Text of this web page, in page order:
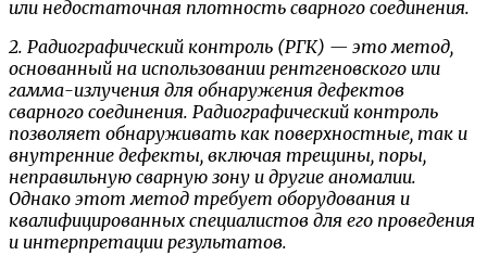
или недостаточная плотность сварного соединения.
2. Радиографический контроль (РГК) — это метод,
основанный на использовании рентгеновского или
гамма-излучения для обнаружения дефектов
сварного соединения. Радиографический контроль
позволяет обнаруживать как поверхностные, так и
внутренние дефекты, включая трещины, поры,
неправильную сварную зону и другие аномалии.
Однако этот метод требует оборудования и
квалифицированных специалистов для его проведения
и интерпретации результатов.